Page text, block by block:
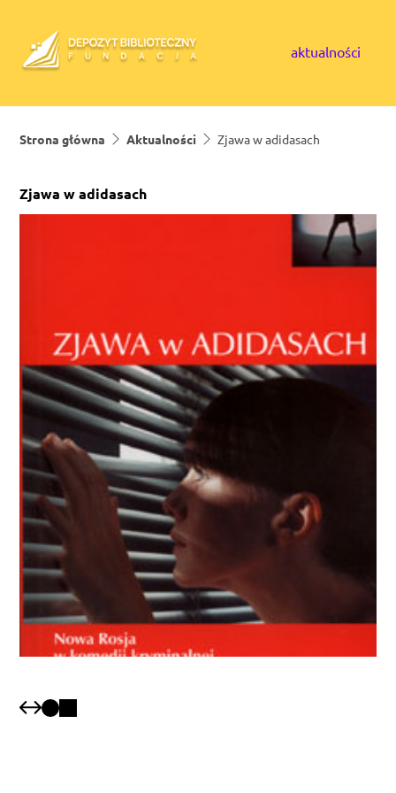
aktualności
Strona główna Aktualności Zjawa w adidasach
Zjawa w adidasach